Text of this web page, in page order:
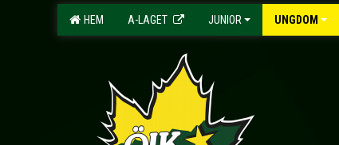
HEM A-LAGET JUNIOR UNGDOM